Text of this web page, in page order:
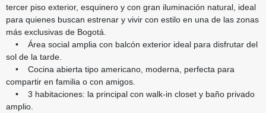
tercer piso exterior, esquinero y con gran iluminación natural, ideal
para quienes buscan estrenar y vivir con estilo en una de las zonas
más exclusivas de Bogotá.
• Área social amplia con balcón exterior ideal para disfrutar del
sol de la tarde.
• Cocina abierta tipo americano, moderna, perfecta para
compartir en familia o con amigos.
• 3 habitaciones: la principal con walk-in closet y baño privado
amplio.